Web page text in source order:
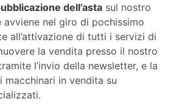
dell’asta sul nostro
avviene nel giro di pochissimo
all’attivazione di tutti i servizi di
la vendita presso il nostro
l’invio della newsletter, e la
macchinari in vendita su